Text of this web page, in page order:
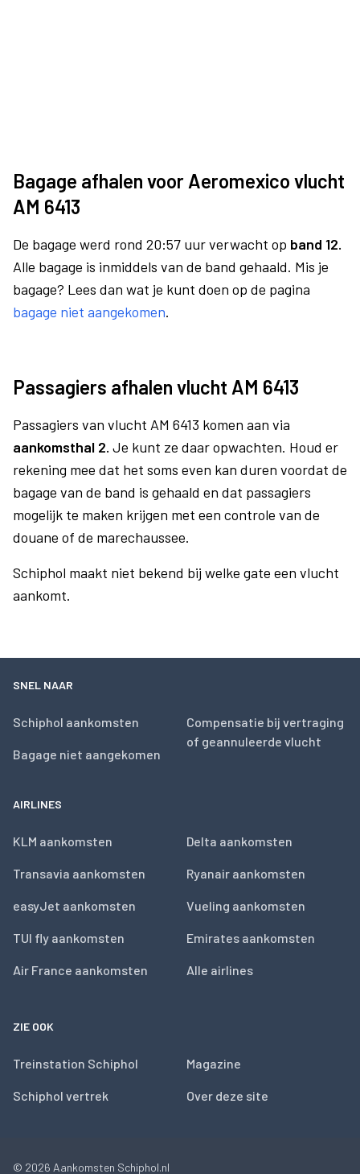
Bagage afhalen voor Aeromexico vlucht
AM 6413
De bagage werd rond 20:57 uur verwacht op band 12.
Alle bagage is inmiddels van de band gehaald. Mis je
bagage? Lees dan wat je kunt doen op de pagina
bagage niet aangekomen.
Passagiers afhalen vlucht AM 6413
Passagiers van vlucht AM 6413 komen aan via
aankomsthal 2. Je kunt ze daar opwachten. Houd er
rekening mee dat het soms even kan duren voordat de
bagage van de band is gehaald en dat passagiers
mogelijk te maken krijgen met een controle van de
douane of de marechaussee.
Schiphol maakt niet bekend bij welke gate een vlucht
aankomt.
SNEL NAAR
Schiphol aankomsten
Bagage niet aangekomen
Compensatie bij vertraging
of geannuleerde vlucht
AIRLINES
KLM aankomsten
Transavia aankomsten
easyJet aankomsten
TUI fly aankomsten
Air France aankomsten
Delta aankomsten
Ryanair aankomsten
Vueling aankomsten
Emirates aankomsten
Alle airlines
ZIE OOK
Treinstation Schiphol
Schiphol vertrek
Magazine
Over deze site
© 2026 Aankomsten Schiphol.nl